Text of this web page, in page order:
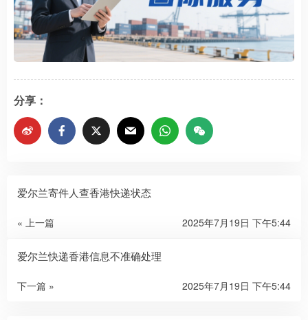
分享：
爱尔兰寄件人查香港快递状态
« 上一篇 2025年7月19日 下午5:44
爱尔兰快递香港信息不准确处理
下一篇 » 2025年7月19日 下午5:44